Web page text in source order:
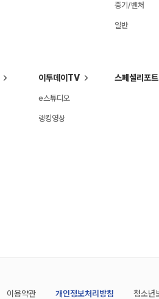
중기/벤처
일반
이투데이TV
e스튜디오
랭킹영상
스페셜리포트
이용약관 개인정보처리방침 청소년